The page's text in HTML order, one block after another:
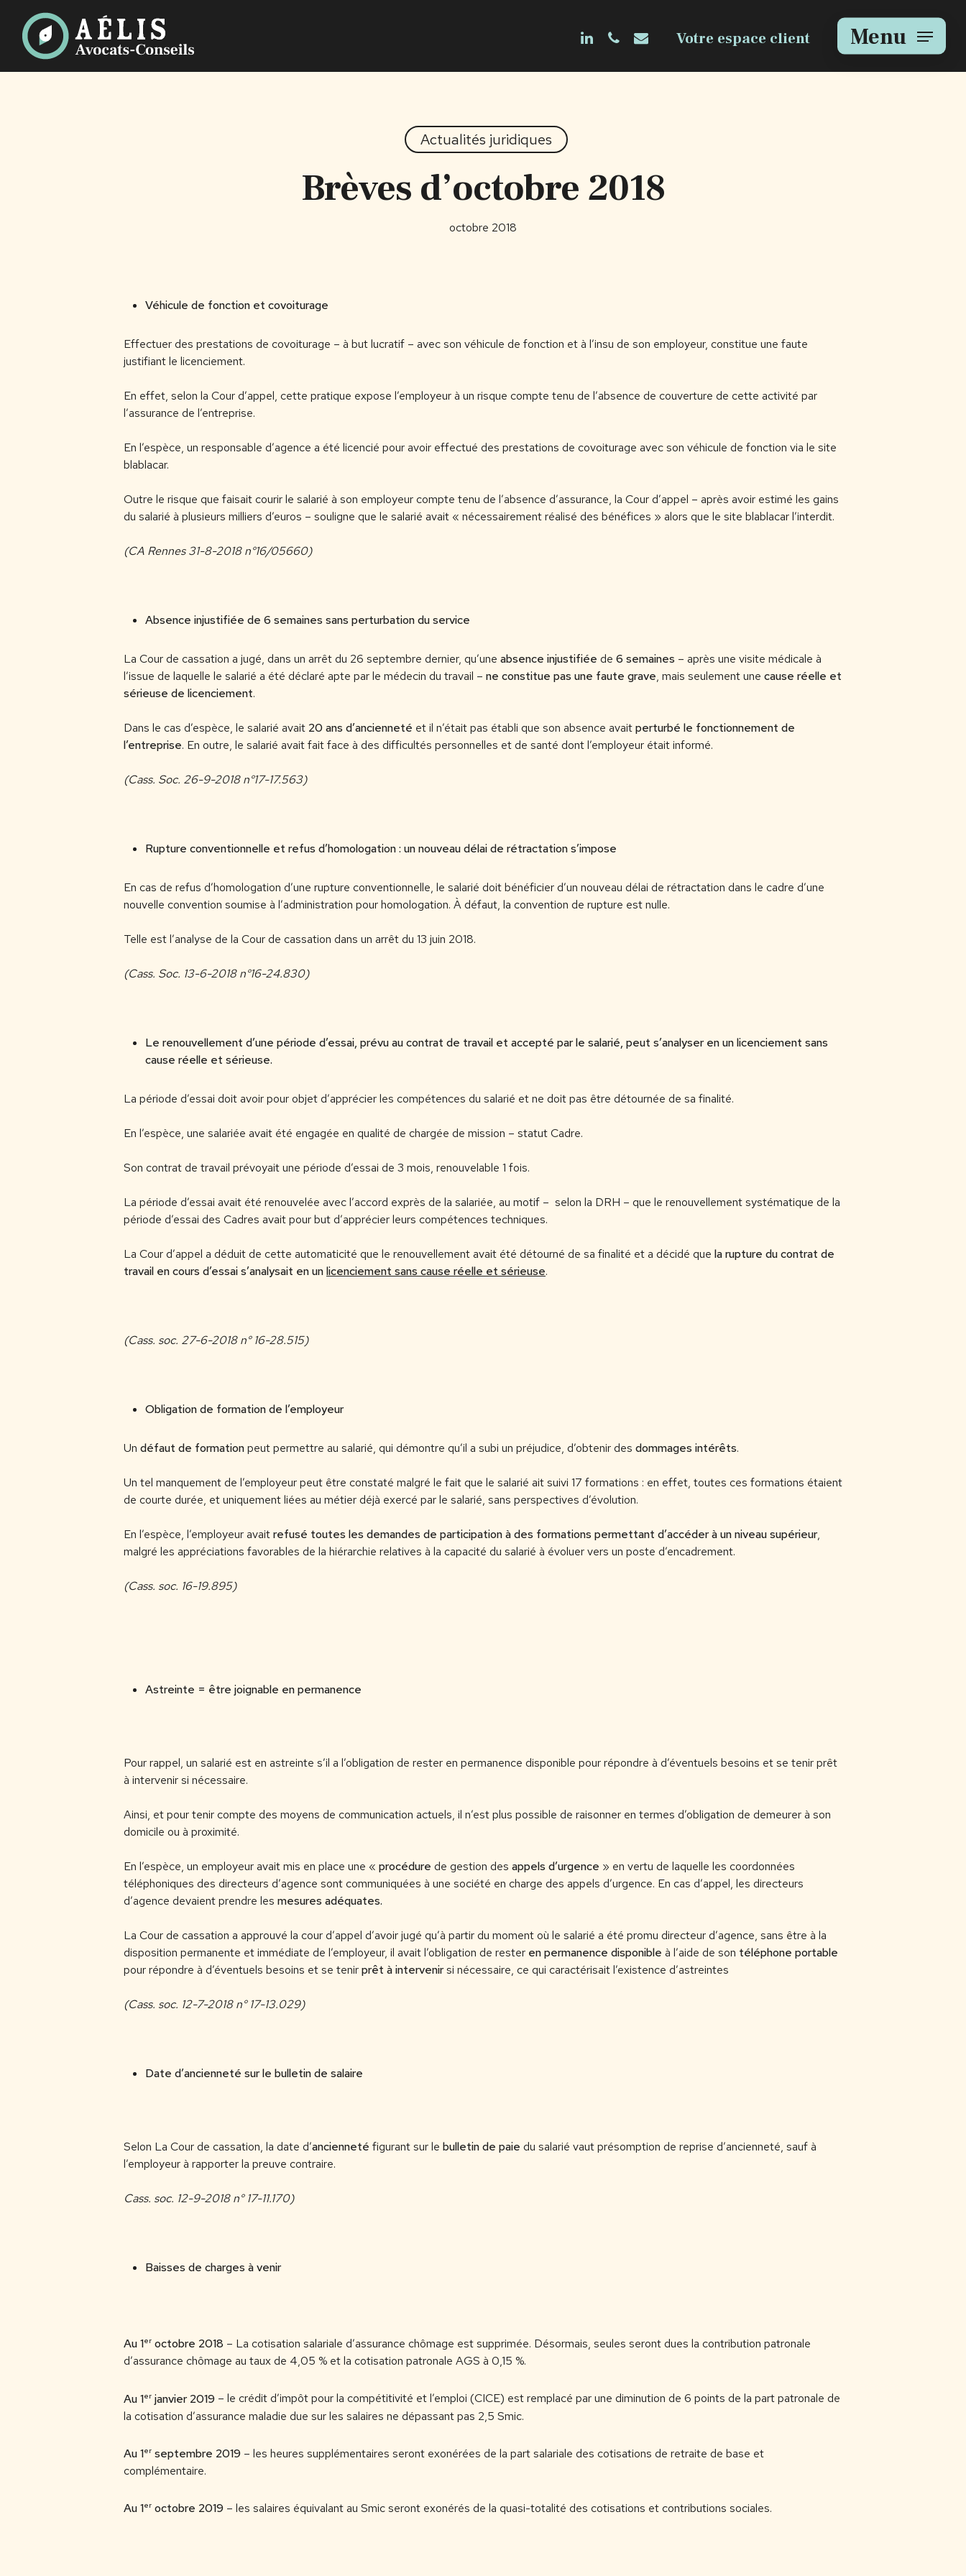
content
linkedin
phone
email Votre espace client Menu
Actualités juridiques
Brèves d’octobre 2018
octobre 2018
Véhicule de fonction et covoiturage
Effectuer des prestations de covoiturage – à but lucratif – avec son véhicule de fonction et à l’insu de son employeur, constitue une faute
justifiant le licenciement.
En effet, selon la Cour d’appel, cette pratique expose l’employeur à un risque compte tenu de l’absence de couverture de cette activité par
l’assurance de l’entreprise.
En l’espèce, un responsable d’agence a été licencié pour avoir effectué des prestations de covoiturage avec son véhicule de fonction via le site
blablacar.
Outre le risque que faisait courir le salarié à son employeur compte tenu de l’absence d’assurance, la Cour d’appel – après avoir estimé les gains
du salarié à plusieurs milliers d’euros – souligne que le salarié avait « nécessairement réalisé des bénéfices » alors que le site blablacar l’interdit.
(CA Rennes 31-8-2018 n°16/05660)
Absence injustifiée de 6 semaines sans perturbation du service
La Cour de cassation a jugé, dans un arrêt du 26 septembre dernier, qu’une absence injustifiée de 6 semaines – après une visite médicale à
l’issue de laquelle le salarié a été déclaré apte par le médecin du travail – ne constitue pas une faute grave, mais seulement une cause réelle et
sérieuse de licenciement.
Dans le cas d’espèce, le salarié avait 20 ans d’ancienneté et il n’était pas établi que son absence avaitperturbé le fonctionnement de
l’entreprise. En outre, le salarié avait fait face à des difficultés personnelles et de santé dont l’employeur était informé.
(Cass. Soc. 26-9-2018 n°17-17.563)
Rupture conventionnelle et refus d’homologation : un nouveau délai de rétractation s’impose
En cas de refus d’homologation d’une rupture conventionnelle, le salarié doit bénéficier d’un nouveau délai de rétractation dans le cadre d’une
nouvelle convention soumise à l’administration pour homologation. À défaut, la convention de rupture est nulle.
Telle est l’analyse de la Cour de cassation dans un arrêt du 13 juin 2018.
(Cass. Soc. 13-6-2018 n°16-24.830)
Le renouvellement d’une période d’essai, prévu au contrat de travail et accepté par le salarié, peut s’analyser en un licenciement sans
cause réelle et sérieuse.
La période d’essai doit avoir pour objet d’apprécier les compétences du salarié et ne doit pas être détournée de sa finalité.
En l’espèce, une salariée avait été engagée en qualité de chargée de mission – statut Cadre.
Son contrat de travail prévoyait une période d’essai de 3 mois, renouvelable 1 fois.
La période d’essai avait été renouvelée avec l’accord exprès de la salariée, au motif – selon la DRH – que le renouvellement systématique de la
période d’essai des Cadres avait pour but d’apprécier leurs compétences techniques.
La Cour d’appel a déduit de cette automaticité que le renouvellement avait été détourné de sa finalité et a décidé que la rupture du contrat de
travail en cours d’essai s’analysait en unlicenciement sans cause réelle et sérieuse.
(Cass. soc. 27-6-2018 n° 16-28.515)
Obligation de formation de l’employeur
Un défaut de formationpeut permettre au salarié, qui démontre qu’il a subi un préjudice, d’obtenir des dommages intérêts.
Un tel manquement de l’employeur peut être constaté malgré le fait que le salarié ait suivi 17 formations : en effet, toutes ces formations étaient
de courte durée, et uniquement liées au métier déjà exercé par le salarié, sans perspectives d’évolution.
En l’espèce, l’employeur avaitrefusé toutes les demandes de participation à des formations permettant d’accéder à un niveau supérieur,
malgré les appréciations favorables de la hiérarchie relatives à la capacité du salarié à évoluer vers un poste d’encadrement.
(Cass. soc. 16-19.895)
Astreinte = être joignable en permanence
Pour rappel, un salarié est en astreinte s’il a l’obligation de rester en permanence disponible pour répondre à d’éventuels besoins et se tenir prêt
à intervenir si nécessaire.
Ainsi, et pour tenir compte des moyens de communication actuels, il n’est plus possible de raisonner en termes d’obligation de demeurer à son
domicile ou à proximité.
En l’espèce, un employeur avait mis en place une « procédure de gestion des appels d’urgence » en vertu de laquelle les coordonnées
téléphoniques des directeurs d’agence sont communiquées à une société en charge des appels d’urgence. En cas d’appel, les directeurs
d’agence devaient prendre les mesures adéquates.
La Cour de cassation a approuvé la cour d’appel d’avoir jugé qu’à partir du moment où le salarié a été promu directeur d’agence, sans être à la
disposition permanente et immédiate de l’employeur, il avait l’obligation de rester en permanence disponible à l’aide de son téléphone portable
pour répondre à d’éventuels besoins et se tenirprêt à intervenirsi nécessaire, ce qui caractérisait l’existence d’astreintes
(Cass. soc. 12-7-2018 n° 17-13.029)
Date d’ancienneté sur le bulletin de salaire
Selon La Cour de cassation, la date d’ancienneté figurant sur le bulletin de paie du salarié vaut présomption de reprise d’ancienneté, sauf à
l’employeur à rapporter la preuve contraire.
Cass. soc. 12-9-2018 n° 17-11.170)
Baisses de charges à venir
Au 1er octobre 2018 – La cotisation salariale d’assurance chômage est supprimée. Désormais, seules seront dues la contribution patronale
d’assurance chômage au taux de 4,05 % et la cotisation patronale AGS à 0,15 %.
Au 1er janvier 2019 – le crédit d’impôt pour la compétitivité et l’emploi (CICE) est remplacé par une diminution de 6 points de la part patronale de
la cotisation d’assurance maladie due sur les salaires ne dépassant pas 2,5 Smic.
Au 1er septembre 2019 – les heures supplémentaires seront exonérées de la part salariale des cotisations de retraite de base et
complémentaire.
Au 1er octobre 2019 – les salaires équivalant au Smic seront exonérés de la quasi-totalité des cotisations et contributions sociales.